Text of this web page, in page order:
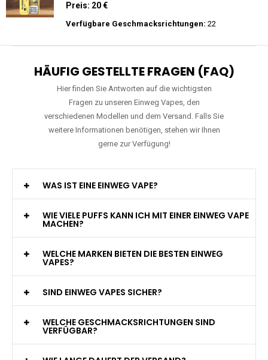
Preis: 20 €
Verfügbare Geschmacksrichtungen: 22
HÄUFIG GESTELLTE FRAGEN (FAQ)
Hier finden Sie Antworten auf die wichtigsten
Fragen zu unseren Einweg Vapes, den
verschiedenen Modellen und dem Versand. Falls Sie
weitere Informationen benötigen, stehen wir Ihnen
gerne zur Verfügung!
WAS IST EINE EINWEG VAPE?
WIE VIELE PUFFS KANN ICH MIT EINER EINWEG VAPE
MACHEN?
WELCHE MARKEN BIETEN DIE BESTEN EINWEG
VAPES?
SIND EINWEG VAPES SICHER?
WELCHE GESCHMACKSRICHTUNGEN SIND
VERFÜGBAR?